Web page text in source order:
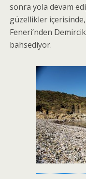
sonra yola devam
güzellikler içerisinde,
Feneri’nden
bahsediyor.